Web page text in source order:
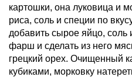
картошки, она луковица и
риса, соль и специи по
добавить сырое яйцо,
фарш и сделать из него
грецкий орех. Очищенный
кубиками, морковку